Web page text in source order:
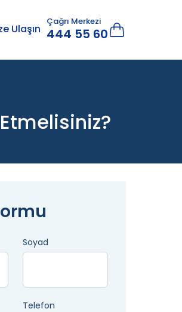
Ulaşın
Çağrı Merkezi
444 55 60
Soyad
Telefon